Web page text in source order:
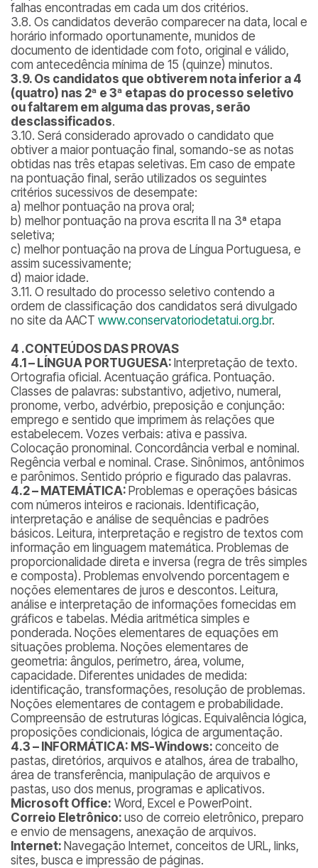
falhas encontradas em cada um dos critérios.
3.8. Os candidatos deverão comparecer na data, local e
horário informado oportunamente, munidos de
documento de identidade com foto, original e válido,
com antecedência mínima de 15 (quinze) minutos.
3.9. Os candidatos que obtiverem nota inferior a 4
(quatro) nas 2ª e 3ª etapas do processo seletivo
ou faltarem em alguma das provas, serão
desclassificados.
3.10. Será considerado aprovado o candidato que
obtiver a maior pontuação final, somando-se as notas
obtidas nas três etapas seletivas. Em caso de empate
na pontuação final, serão utilizados os seguintes
critérios sucessivos de desempate:
a) melhor pontuação na prova oral;
b) melhor pontuação na prova escrita II na 3ª etapa
seletiva;
c) melhor pontuação na prova de Língua Portuguesa, e
assim sucessivamente;
d) maior idade.
3.11. O resultado do processo seletivo contendo a
ordem de classificação dos candidatos será divulgado
no site da AACT www.conservatoriodetatui.org.br.
4 .CONTEÚDOS DAS PROVAS
4.1 – LÍNGUA PORTUGUESA: Interpretação de texto.
Ortografia oficial. Acentuação gráfica. Pontuação.
Classes de palavras: substantivo, adjetivo, numeral,
pronome, verbo, advérbio, preposição e conjunção:
emprego e sentido que imprimem às relações que
estabelecem. Vozes verbais: ativa e passiva.
Colocação pronominal. Concordância verbal e nominal.
Regência verbal e nominal. Crase. Sinônimos, antônimos
e parônimos. Sentido próprio e figurado das palavras.
4.2 – MATEMÁTICA: Problemas e operações básicas
com números inteiros e racionais. Identificação,
interpretação e análise de sequências e padrões
básicos. Leitura, interpretação e registro de textos com
informação em linguagem matemática. Problemas de
proporcionalidade direta e inversa (regra de três simples
e composta). Problemas envolvendo porcentagem e
noções elementares de juros e descontos. Leitura,
análise e interpretação de informações fornecidas em
gráficos e tabelas. Média aritmética simples e
ponderada. Noções elementares de equações em
situações problema. Noções elementares de
geometria: ângulos, perímetro, área, volume,
capacidade. Diferentes unidades de medida:
identificação, transformações, resolução de problemas.
Noções elementares de contagem e probabilidade.
Compreensão de estruturas lógicas. Equivalência lógica,
proposições condicionais, lógica de argumentação.
4.3 – INFORMÁTICA: MS-Windows: conceito de
pastas, diretórios, arquivos e atalhos, área de trabalho,
área de transferência, manipulação de arquivos e
pastas, uso dos menus, programas e aplicativos.
Microsoft Office: Word, Excel e PowerPoint.
Correio Eletrônico: uso de correio eletrônico, preparo
e envio de mensagens, anexação de arquivos.
Internet: Navegação Internet, conceitos de URL, links,
sites, busca e impressão de páginas.